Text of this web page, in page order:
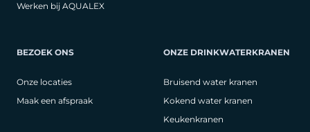
Werken bij AQUALEX
BEZOEK ONS
Onze locaties
Maak een afspraak
ONZE DRINKWATERKRANEN
Bruisend water kranen
Kokend water kranen
Keukenkranen